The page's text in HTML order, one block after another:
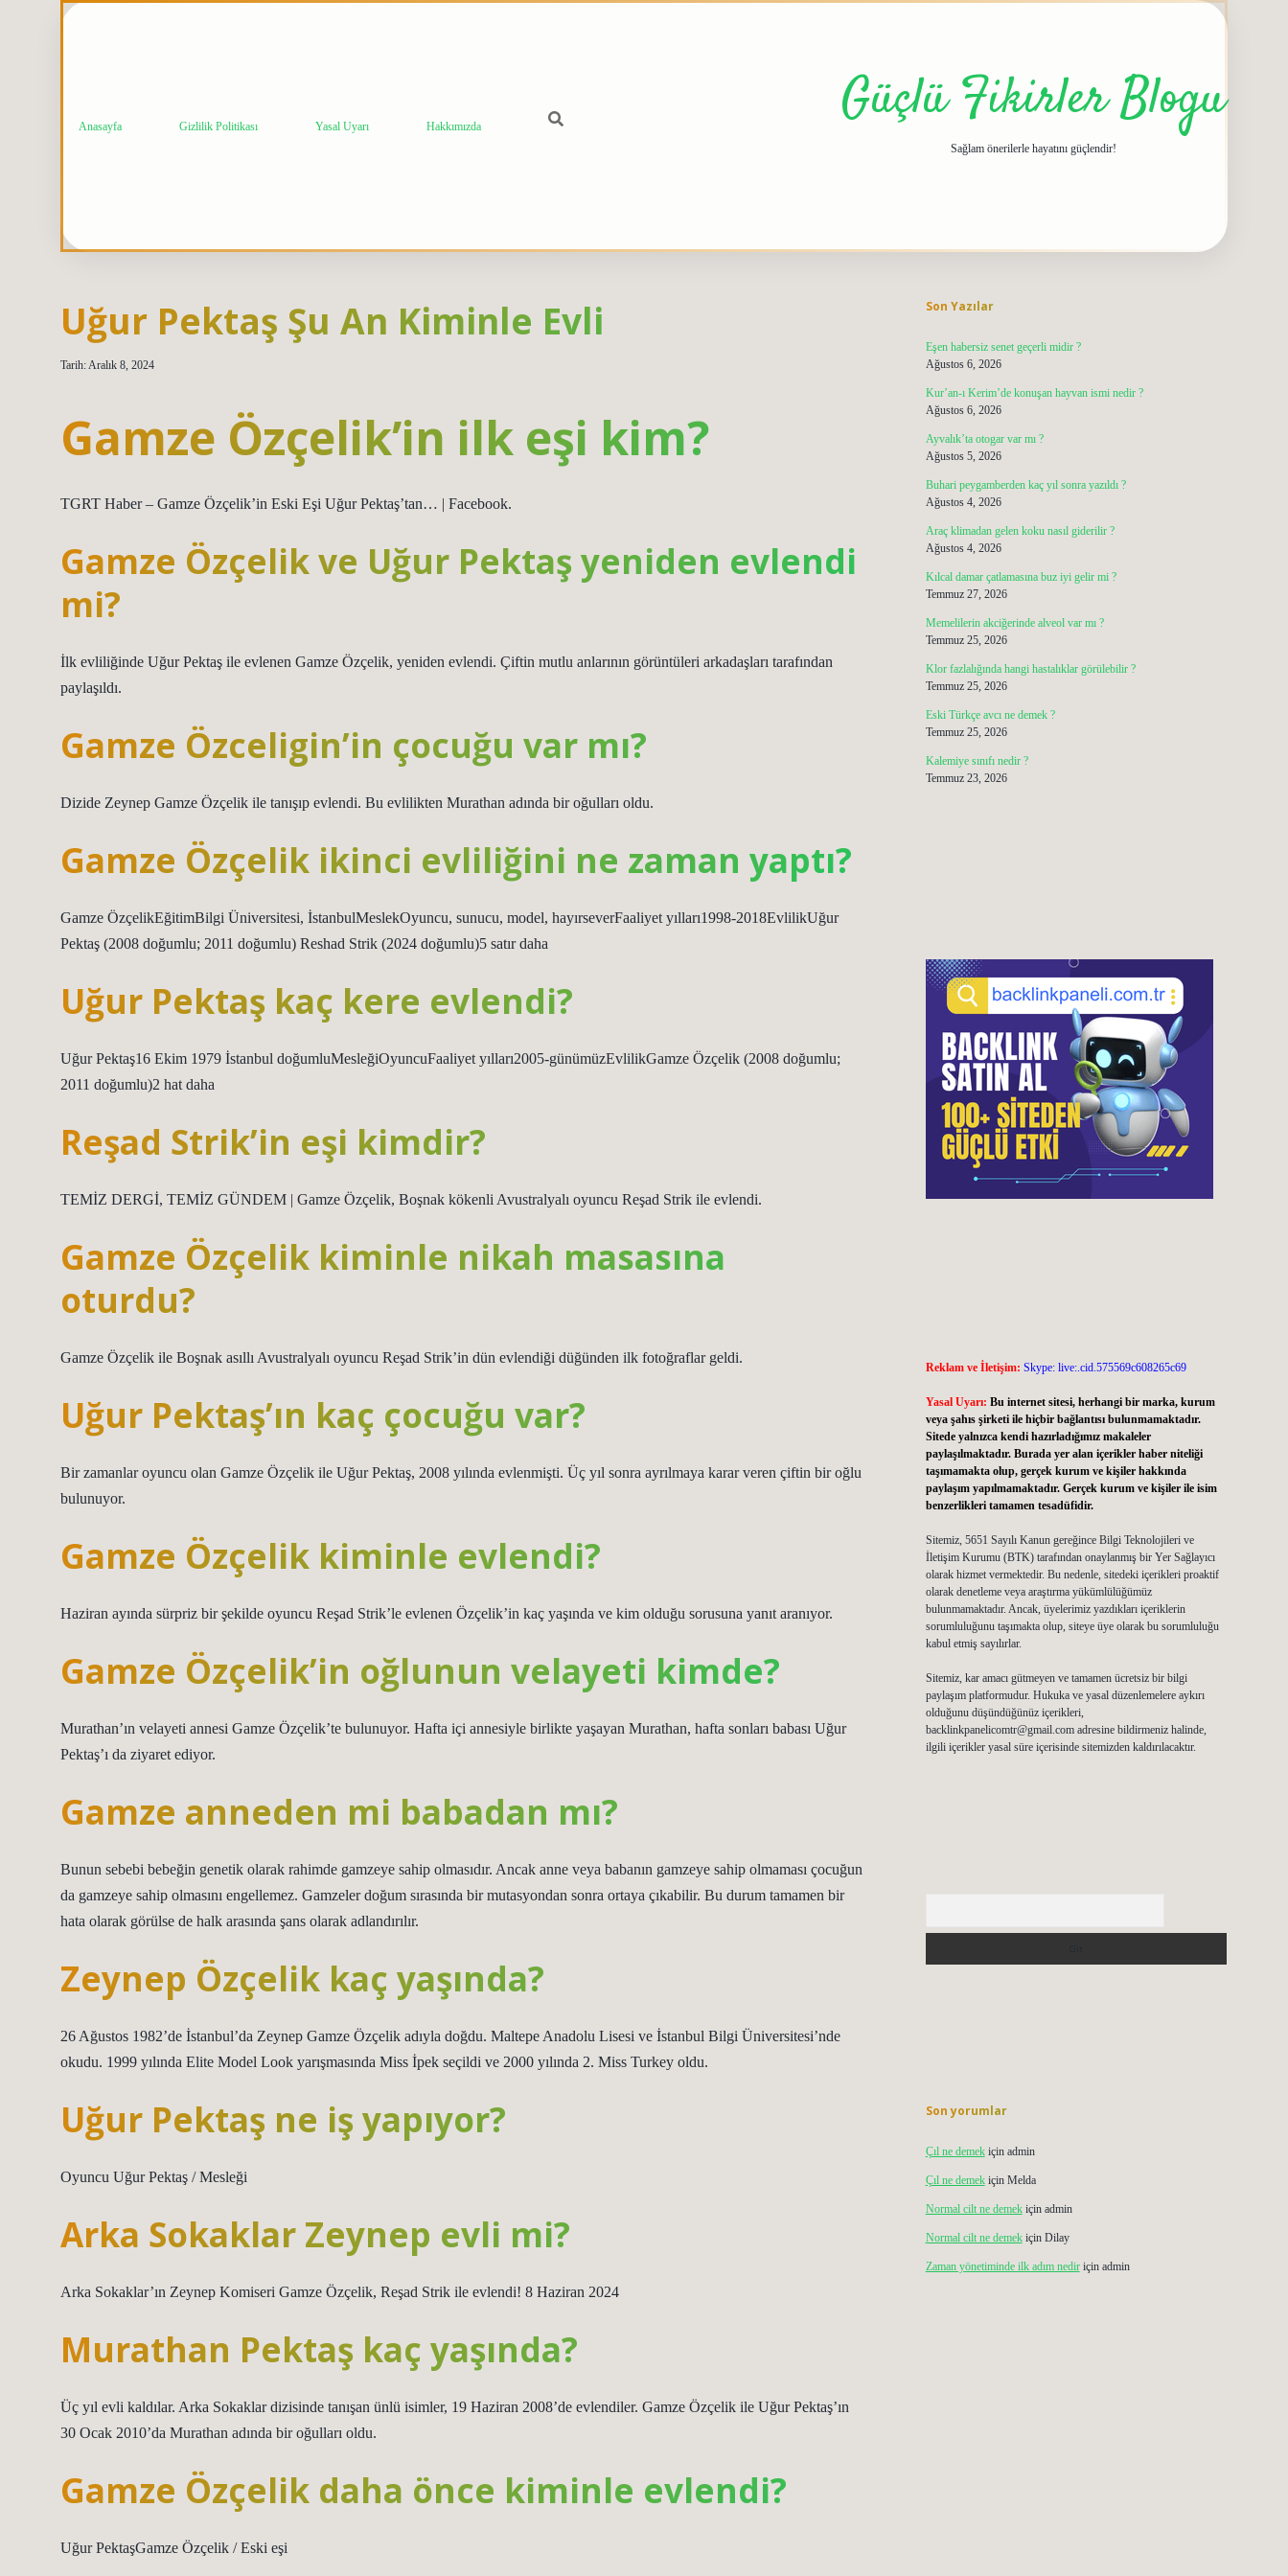
Anasayfa Gizlilik Politikası Yasal Uyarı Hakkımızda Güçlü Fikirler Blogu
Sağlam önerilerle hayatını güçlendir!
Uğur Pektaş Şu An Kiminle Evli
Tarih: Aralık 8, 2024
Gamze Özçelik’in ilk eşi kim?
TGRT Haber – Gamze Özçelik’in Eski Eşi Uğur Pektaş’tan… | Facebook.
Gamze Özçelik ve Uğur Pektaş yeniden evlendi
mi?
İlk evliliğinde Uğur Pektaş ile evlenen Gamze Özçelik, yeniden evlendi. Çiftin mutlu anlarının görüntüleri arkadaşları tarafından
paylaşıldı.
Gamze Özceligin’in çocuğu var mı?
Dizide Zeynep Gamze Özçelik ile tanışıp evlendi. Bu evlilikten Murathan adında bir oğulları oldu.
Gamze Özçelik ikinci evliliğini ne zaman yaptı?
Gamze ÖzçelikEğitimBilgi Üniversitesi, İstanbulMeslekOyuncu, sunucu, model, hayırseverFaaliyet yılları1998-2018EvlilikUğur
Pektaş (2008 doğumlu; 2011 doğumlu) Reshad Strik (2024 doğumlu)5 satır daha
Uğur Pektaş kaç kere evlendi?
Uğur Pektaş16 Ekim 1979 İstanbul doğumluMesleğiOyuncuFaaliyet yılları2005-günümüzEvlilikGamze Özçelik (2008 doğumlu;
2011 doğumlu)2 hat daha
Reşad Strik’in eşi kimdir?
TEMİZ DERGİ, TEMİZ GÜNDEM | Gamze Özçelik, Boşnak kökenli Avustralyalı oyuncu Reşad Strik ile evlendi.
Gamze Özçelik kiminle nikah masasına
oturdu?
Gamze Özçelik ile Boşnak asıllı Avustralyalı oyuncu Reşad Strik’in dün evlendiği düğünden ilk fotoğraflar geldi.
Uğur Pektaş’ın kaç çocuğu var?
Bir zamanlar oyuncu olan Gamze Özçelik ile Uğur Pektaş, 2008 yılında evlenmişti. Üç yıl sonra ayrılmaya karar veren çiftin bir oğlu
bulunuyor.
Gamze Özçelik kiminle evlendi?
Haziran ayında sürpriz bir şekilde oyuncu Reşad Strik’le evlenen Özçelik’in kaç yaşında ve kim olduğu sorusuna yanıt aranıyor.
Gamze Özçelik’in oğlunun velayeti kimde?
Murathan’ın velayeti annesi Gamze Özçelik’te bulunuyor. Hafta içi annesiyle birlikte yaşayan Murathan, hafta sonları babası Uğur
Pektaş’ı da ziyaret ediyor.
Gamze anneden mi babadan mı?
Bunun sebebi bebeğin genetik olarak rahimde gamzeye sahip olmasıdır. Ancak anne veya babanın gamzeye sahip olmaması çocuğun
da gamzeye sahip olmasını engellemez. Gamzeler doğum sırasında bir mutasyondan sonra ortaya çıkabilir. Bu durum tamamen bir
hata olarak görülse de halk arasında şans olarak adlandırılır.
Zeynep Özçelik kaç yaşında?
26 Ağustos 1982’de İstanbul’da Zeynep Gamze Özçelik adıyla doğdu. Maltepe Anadolu Lisesi ve İstanbul Bilgi Üniversitesi’nde
okudu. 1999 yılında Elite Model Look yarışmasında Miss İpek seçildi ve 2000 yılında 2. Miss Turkey oldu.
Uğur Pektaş ne iş yapıyor?
Oyuncu Uğur Pektaş / Mesleği
Arka Sokaklar Zeynep evli mi?
Arka Sokaklar’ın Zeynep Komiseri Gamze Özçelik, Reşad Strik ile evlendi! 8 Haziran 2024
Murathan Pektaş kaç yaşında?
Üç yıl evli kaldılar. Arka Sokaklar dizisinde tanışan ünlü isimler, 19 Haziran 2008’de evlendiler. Gamze Özçelik ile Uğur Pektaş’ın
30 Ocak 2010’da Murathan adında bir oğulları oldu.
Gamze Özçelik daha önce kiminle evlendi?
Uğur PektaşGamze Özçelik / Eski eşi
Son Yazılar
Eşen habersiz senet geçerli midir ?
Ağustos 6, 2026
Kur’an-ı Kerim’de konuşan hayvan ismi nedir ?
Ağustos 6, 2026
Ayvalık’ta otogar var mı ?
Ağustos 5, 2026
Buhari peygamberden kaç yıl sonra yazıldı ?
Ağustos 4, 2026
Araç klimadan gelen koku nasıl giderilir ?
Ağustos 4, 2026
Kılcal damar çatlamasına buz iyi gelir mi ?
Temmuz 27, 2026
Memelilerin akciğerinde alveol var mı ?
Temmuz 25, 2026
Klor fazlalığında hangi hastalıklar görülebilir ?
Temmuz 25, 2026
Eski Türkçe avcı ne demek ?
Temmuz 25, 2026
Kalemiye sınıfı nedir ?
Temmuz 23, 2026
Reklam ve İletişim: Skype: live:.cid.575569c608265c69
Yasal Uyarı: Bu internet sitesi, herhangi bir marka, kurum
veya şahıs şirketi ile hiçbir bağlantısı bulunmamaktadır.
Sitede yalnızca kendi hazırladığımız makaleler
paylaşılmaktadır. Burada yer alan içerikler haber niteliği
taşımamakta olup, gerçek kurum ve kişiler hakkında
paylaşım yapılmamaktadır. Gerçek kurum ve kişiler ile isim
benzerlikleri tamamen tesadüfidir.
Sitemiz, 5651 Sayılı Kanun gereğince Bilgi Teknolojileri ve
İletişim Kurumu (BTK) tarafından onaylanmış bir Yer Sağlayıcı
olarak hizmet vermektedir. Bu nedenle, sitedeki içerikleri proaktif
olarak denetleme veya araştırma yükümlülüğümüz
bulunmamaktadır. Ancak, üyelerimiz yazdıkları içeriklerin
sorumluluğunu taşımakta olup, siteye üye olarak bu sorumluluğu
kabul etmiş sayılırlar.
Sitemiz, kar amacı gütmeyen ve tamamen ücretsiz bir bilgi
paylaşım platformudur. Hukuka ve yasal düzenlemelere aykırı
olduğunu düşündüğünüz içerikleri,
backlinkpanelicomtr@gmail.comadresine bildirmeniz halinde,
ilgili içerikler yasal süre içerisinde sitemizden kaldırılacaktır.
Son yorumlar
Çıl ne demekiçin admin
Çıl ne demekiçin Melda
Normal cilt ne demekiçin admin
Normal cilt ne demekiçin Dilay
Zaman yönetiminde ilk adım nediriçin admin